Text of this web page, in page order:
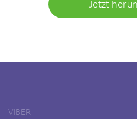
Jetzt
VIBER